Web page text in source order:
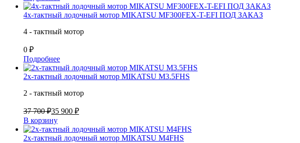
4х-тактный лодочный мотор MIKATSU MF300FEX-T-EFI ПОД ЗАКАЗ
4 - тактный мотор
0 ₽
Подробнее
2х-тактный лодочный мотор MIKATSU M3.5FHS
2 - тактный мотор
37 700 ₽35 900 ₽
В корзину
2х-тактный лодочный мотор MIKATSU M4FHS